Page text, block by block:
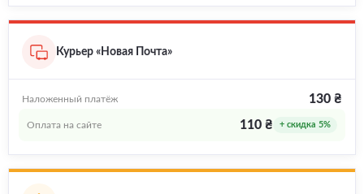
Курьер «Новая Почта»
Наложенный платёж 130 ₴
Оплата на сайте 110 ₴ + скидка 5%